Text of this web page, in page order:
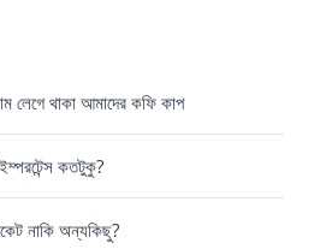
লেগে থাকা আমাদের কফি কাপ
কতটুকু?
নাকি অন্যকিছু?